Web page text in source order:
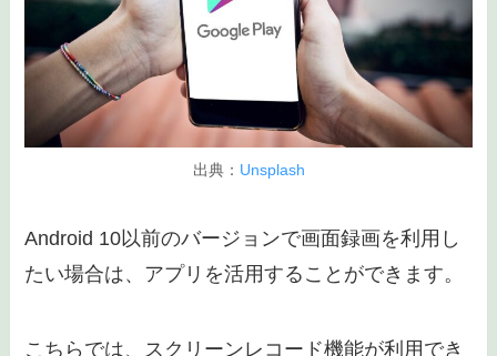
出典： Unsplash
Android 10以前のバージョンで画面録画を利用し
たい場合は、アプリを活用することができます。
こちらでは、スクリーンレコード機能が利用でき